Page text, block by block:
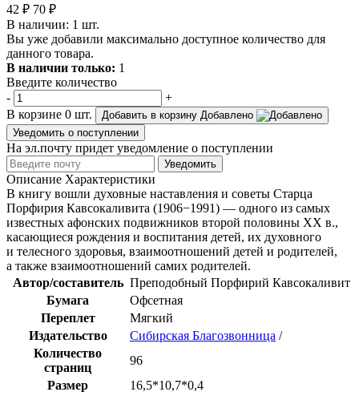
42 ₽ 70 ₽
В наличии: 1 шт.
Вы уже добавили максимально доступное количество для
данного товара.
В наличии только: 1
Введите количество
-
+
В корзине 0 шт. Добавить в корзину Добавлено
Уведомить о поступлении
На эл.почту придет уведомление о поступлении
Уведомить
Описание Характеристики
В книгу вошли духовные наставления и советы Старца
Порфирия Кавсокаливита (1906−1991) — одного из самых
известных афонских подвижников второй половины XX в.,
касающиеся рождения и воспитания детей, их духовного
и телесного здоровья, взаимоотношений детей и родителей,
а также взаимоотношений самих родителей.
Автор/составитель Преподобный Порфирий Кавсокаливит
Бумага
Офсетная
Переплет
Мягкий
Издательство
Сибирская Благозвонница /
Количество
страниц
96
Размер
16,5*10,7*0,4